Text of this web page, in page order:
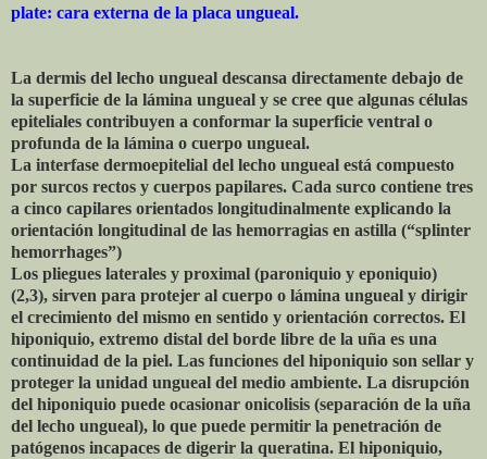
plate: cara externa de la placa ungueal.
La dermis del lecho ungueal descansa directamente debajo de
la superficie de la lámina ungueal y se cree que algunas células
epiteliales contribuyen a conformar la superficie ventral o
profunda de la lámina o cuerpo ungueal.
La interfase dermoepitelial del lecho ungueal está compuesto
por surcos rectos y cuerpos papilares. Cada surco contiene tres
a cinco capilares orientados longitudinalmente explicando la
orientación longitudinal de las hemorragias en astilla (“splinter
hemorrhages”)
Los pliegues laterales y proximal (paroniquio y eponiquio)
(2,3), sirven para protejer al cuerpo o lámina ungueal y dirigir
el crecimiento del mismo en sentido y orientación correctos. El
hiponiquio, extremo distal del borde libre de la uña es una
continuidad de la piel. Las funciones del hiponiquio son sellar y
proteger la unidad ungueal del medio ambiente. La disrupción
del hiponiquio puede ocasionar onicolisis (separación de la uña
del lecho ungueal), lo que puede permitir la penetración de
patógenos incapaces de digerir la queratina. El hiponiquio,